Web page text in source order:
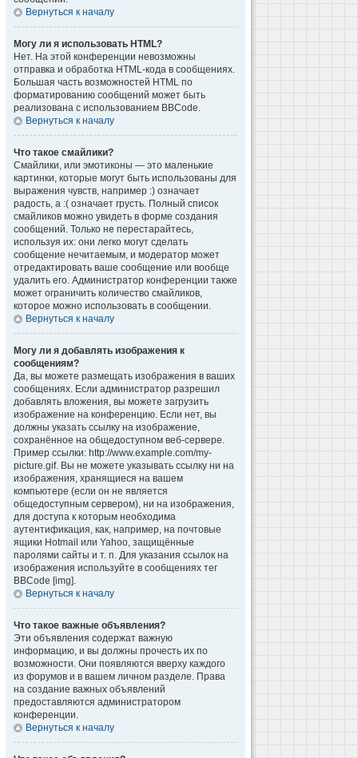
Вернуться к началу
Могу ли я использовать HTML?
Нет. На этой конференции невозможны
отправка и обработка HTML-кода в сообщениях.
Большая часть возможностей HTML по
форматированию сообщений может быть
реализована с использованием BBCode.
Вернуться к началу
Что такое смайлики?
Смайлики, или эмотиконы — это маленькие
картинки, которые могут быть использованы для
выражения чувств, например :) означает
радость, а :( означает грусть. Полный список
смайликов можно увидеть в форме создания
сообщений. Только не перестарайтесь,
используя их: они легко могут сделать
сообщение нечитаемым, и модератор может
отредактировать ваше сообщение или вообще
удалить его. Администратор конференции также
может ограничить количество смайликов,
которое можно использовать в сообщении.
Вернуться к началу
Могу ли я добавлять изображения к
сообщениям?
Да, вы можете размещать изображения в ваших
сообщениях. Если администратор разрешил
добавлять вложения, вы можете загрузить
изображение на конференцию. Если нет, вы
должны указать ссылку на изображение,
сохранённое на общедоступном веб-сервере.
Пример ссылки: http://www.example.com/my-
picture.gif. Вы не можете указывать ссылку ни на
изображения, хранящиеся на вашем
компьютере (если он не является
общедоступным сервером), ни на изображения,
для доступа к которым необходима
аутентификация, как, например, на почтовые
ящики Hotmail или Yahoo, защищённые
паролями сайты и т. п. Для указания ссылок на
изображения используйте в сообщениях тег
BBCode [img].
Вернуться к началу
Что такое важные объявления?
Эти объявления содержат важную
информацию, и вы должны прочесть их по
возможности. Они появляются вверху каждого
из форумов и в вашем личном разделе. Права
на создание важных объявлений
предоставляются администратором
конференции.
Вернуться к началу